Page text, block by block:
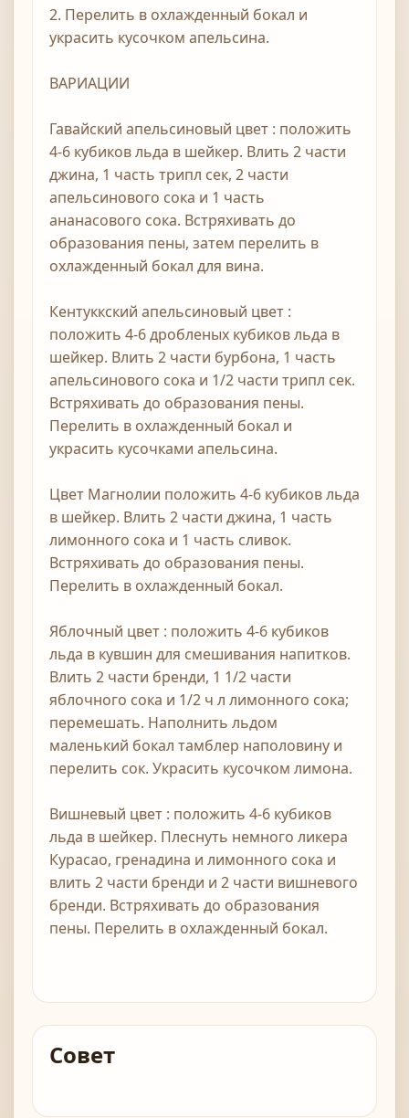
2. Перелить в охлажденный бокал и
украсить кусочком апельсина.
ВАРИАЦИИ
Гавайский апельсиновый цвет : положить
4-6 кубиков льда в шейкер. Влить 2 части
джина, 1 часть трипл сек, 2 части
апельсинового сока и 1 часть
ананасового сока. Встряхивать до
образования пены, затем перелить в
охлажденный бокал для вина.
Кентуккский апельсиновый цвет :
положить 4-6 дробленых кубиков льда в
шейкер. Влить 2 части бурбона, 1 часть
апельсинового сока и 1/2 части трипл сек.
Встряхивать до образования пены.
Перелить в охлажденный бокал и
украсить кусочками апельсина.
Цвет Магнолии положить 4-6 кубиков льда
в шейкер. Влить 2 части джина, 1 часть
лимонного сока и 1 часть сливок.
Встряхивать до образования пены.
Перелить в охлажденный бокал.
Яблочный цвет : положить 4-6 кубиков
льда в кувшин для смешивания напитков.
Влить 2 части бренди, 1 1/2 части
яблочного сока и 1/2 ч л лимонного сока;
перемешать. Наполнить льдом
маленький бокал тамблер наполовину и
перелить сок. Украсить кусочком лимона.
Вишневый цвет : положить 4-6 кубиков
льда в шейкер. Плеснуть немного ликера
Курасао, гренадина и лимонного сока и
влить 2 части бренди и 2 части вишневого
бренди. Встряхивать до образования
пены. Перелить в охлажденный бокал.
Совет